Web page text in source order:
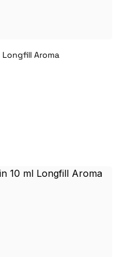
Longfill Aroma